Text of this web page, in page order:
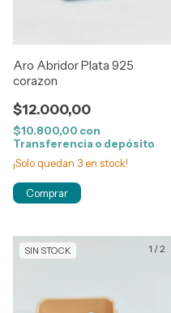
Aro Abridor Plata 925
corazon
$12.000,00
$10.800,00 con
Transferencia o depósito
¡Solo quedan 3en stock!
1 /2
SIN STOCK